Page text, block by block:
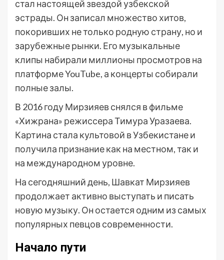
стал настоящей звездой узбекской
эстрады. Он записал множество хитов,
покоривших не только родную страну, но и
зарубежные рынки. Его музыкальные
клипы набирали миллионы просмотров на
платформе YouTube, а концерты собирали
полные залы.
В 2016 году Мирзияев снялся в фильме
«Хижрана» режиссера Тимура Уразаева.
Картина стала культовой в Узбекистане и
получила признание как на местном, так и
на международном уровне.
На сегодняшний день, Шавкат Мирзияев
продолжает активно выступать и писать
новую музыку. Он остается одним из самых
популярных певцов современности.
Начало пути